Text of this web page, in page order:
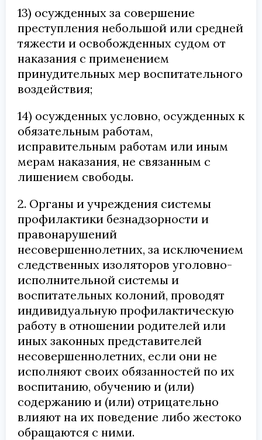
13) осужденных за совершение
преступления небольшой или средней
тяжести и освобожденных судом от
наказания с применением
принудительных мер воспитательного
воздействия;
14) осужденных условно, осужденных к
обязательным работам,
исправительным работам или иным
мерам наказания, не связанным с
лишением свободы.
2. Органы и учреждения системы
профилактики безнадзорности и
правонарушений
несовершеннолетних, за исключением
следственных изоляторов уголовно-
исполнительной системы и
воспитательных колоний, проводят
индивидуальную профилактическую
работу в отношении родителей или
иных законных представителей
несовершеннолетних, если они не
исполняют своих обязанностей по их
воспитанию, обучению и (или)
содержанию и (или) отрицательно
влияют на их поведение либо жестоко
обращаются с ними.